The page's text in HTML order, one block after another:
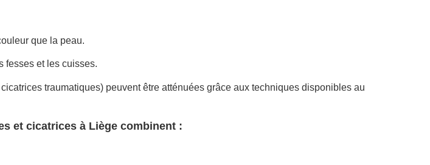
que la peau.
fesses et les cuisses.
traumatiques) peuvent être atténuées grâce aux techniques disponibles au
et cicatrices à Liège combinent :